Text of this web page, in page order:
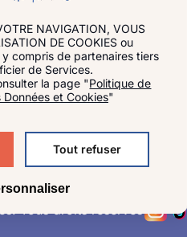
Tous droits réservés
NAVIGATION, VOUS
DE COOKIES ou
compris de partenaires tiers
de Services.
la page "Politique de
et Cookies"
Tout refuser